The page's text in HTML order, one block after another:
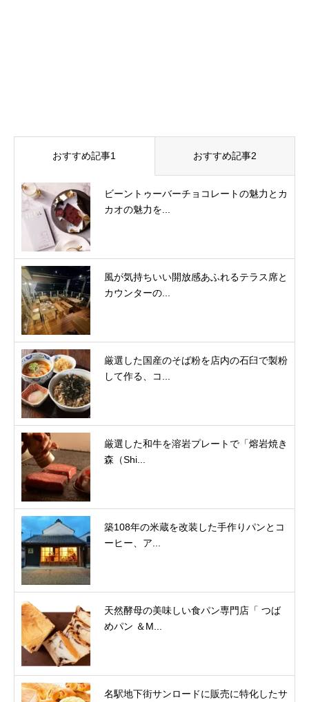
おすすめ記事1 おすすめ記事2
ビーントゥーバーチョコレートの魅力とカ
カオの魅力を...
風が気持ちいい開放感あふれるテラス席と
カウンターの...
厳選した国産のそば粉を店内の石臼で製粉
して作る、コ...
厳選した和牛を溶岩プレートで「熔岩焼き
森（Shi...
築108年の米蔵を改装した手作りパンとコ
ーヒー、ア...
天然酵母の美味しい食パン専門店「 つば
めパン ＆M...
名駅地下街サンロードに販売に特化したサ